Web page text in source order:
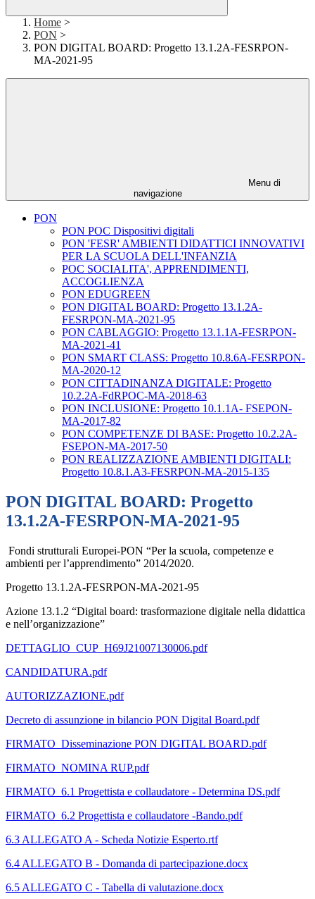
Home >
PON >
PON DIGITAL BOARD: Progetto 13.1.2A-FESRPON-
MA-2021-95
Menu di
navigazione
PON
PON POC Dispositivi digitali
PON 'FESR' AMBIENTI DIDATTICI INNOVATIVI
PER LA SCUOLA DELL'INFANZIA
POC SOCIALITA', APPRENDIMENTI,
ACCOGLIENZA
PON EDUGREEN
PON DIGITAL BOARD: Progetto 13.1.2A-
FESRPON-MA-2021-95
PON CABLAGGIO: Progetto 13.1.1A-FESRPON-
MA-2021-41
PON SMART CLASS: Progetto 10.8.6A-FESRPON-
MA-2020-12
PON CITTADINANZA DIGITALE: Progetto
10.2.2A-FdRPOC-MA-2018-63
PON INCLUSIONE: Progetto 10.1.1A- FSEPON-
MA-2017-82
PON COMPETENZE DI BASE: Progetto 10.2.2A-
FSEPON-MA-2017-50
PON REALIZZAZIONE AMBIENTI DIGITALI:
Progetto 10.8.1.A3-FESRPON-MA-2015-135
PON DIGITAL BOARD: Progetto
13.1.2A-FESRPON-MA-2021-95
Fondi strutturali Europei-PON “Per la scuola, competenze e
ambienti per l’apprendimento” 2014/2020.
Progetto 13.1.2A-FESRPON-MA-2021-95
Azione 13.1.2 “Digital board: trasformazione digitale nella didattica
e nell’organizzazione”
DETTAGLIO_CUP_H69J21007130006.pdf
CANDIDATURA.pdf
AUTORIZZAZIONE.pdf
Decreto di assunzione in bilancio PON Digital Board.pdf
FIRMATO_Disseminazione PON DIGITAL BOARD.pdf
FIRMATO_NOMINA RUP.pdf
FIRMATO_6.1 Progettista e collaudatore - Determina DS.pdf
FIRMATO_6.2 Progettista e collaudatore -Bando.pdf
6.3 ALLEGATO A - Scheda Notizie Esperto.rtf
6.4 ALLEGATO B - Domanda di partecipazione.docx
6.5 ALLEGATO C - Tabella di valutazione.docx